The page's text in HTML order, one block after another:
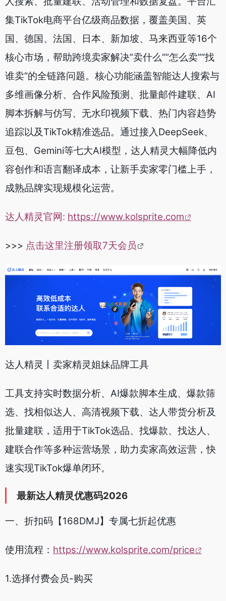
集TikTok电商平台亿级商品数据，覆盖美国、英
国、德国、法国、日本、新加坡、马来西亚等16个
核心市场，帮助跨境卖家解决”卖什么””怎么卖””找
谁卖”的全链路问题。核心功能涵盖智能达人搜索与
多维画像分析、合作风险预测、批量邮件建联、AI
脚本拆解与仿写、无水印视频下载、热门内容趋势
追踪以及TikTok精准选品。通过接入DeepSeek、
豆包、Gemini等七大AI模型，达人精灵大幅降低内
容创作和语言翻译成本，让新手卖家零门槛上手，
成熟品牌实现规模化运营。
达人精灵官网: https://www.kolsprite.com
>>> 点击这里注册领取7天会员
达人精灵丨卖家精灵姐妹品牌工具
工具支持实时数据分析、AI爆款脚本生成、爆款筛
选、找相似达人、高清视频下载、达人带货分析及
批量建联，适用于TikTok选品、找爆款、找达人、
建联合作等多种运营场景，助力卖家高效运营，快
速实现TikTok爆单闭环。
最新达人精灵优惠码2026
一、折扣码【168DMJ】专属七折起优惠
使用流程： https://www.kolsprite.com/price
1.选择付费会员-购买